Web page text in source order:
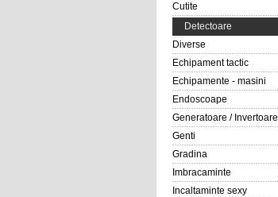
Cutite
Detectoare
Diverse
Echipament tactic
Echipamente - masini
Endoscoape
Generatoare / Invertoare
Genti
Gradina
Imbracaminte
Incaltaminte sexy